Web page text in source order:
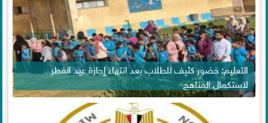
التعليم: حضور كثيف للطلاب بعد انتهاء إجازة عيد الفطر
لاستكمال المناهج